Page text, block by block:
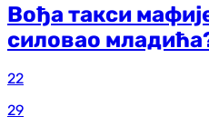
Вођа такси
силовао
22
29